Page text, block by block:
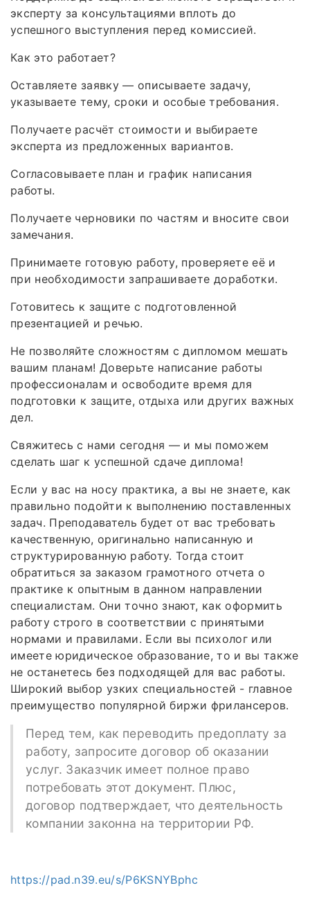
эксперту за консультациями вплоть до
успешного выступления перед комиссией.
Как это работает?
Оставляете заявку — описываете задачу,
указываете тему, сроки и особые требования.
Получаете расчёт стоимости и выбираете
эксперта из предложенных вариантов.
Согласовываете план и график написания
работы.
Получаете черновики по частям и вносите свои
замечания.
Принимаете готовую работу, проверяете её и
при необходимости запрашиваете доработки.
Готовитесь к защите с подготовленной
презентацией и речью.
Не позволяйте сложностям с дипломом мешать
вашим планам! Доверьте написание работы
профессионалам и освободите время для
подготовки к защите, отдыха или других важных
дел.
Свяжитесь с нами сегодня — и мы поможем
сделать шаг к успешной сдаче диплома!
Если у вас на носу практика, а вы не знаете, как
правильно подойти к выполнению поставленных
задач. Преподаватель будет от вас требовать
качественную, оригинально написанную и
структурированную работу. Тогда стоит
обратиться за заказом грамотного отчета о
практике к опытным в данном направлении
специалистам. Они точно знают, как оформить
работу строго в соответствии с принятыми
нормами и правилами. Если вы психолог или
имеете юридическое образование, то и вы также
не останетесь без подходящей для вас работы.
Широкий выбор узких специальностей - главное
преимущество популярной биржи фрилансеров.
Перед тем, как переводить предоплату за
работу, запросите договор об оказании
услуг. Заказчик имеет полное право
потребовать этот документ. Плюс,
договор подтверждает, что деятельность
компании законна на территории РФ.
https://pad.n39.eu/s/P6KSNYBphc